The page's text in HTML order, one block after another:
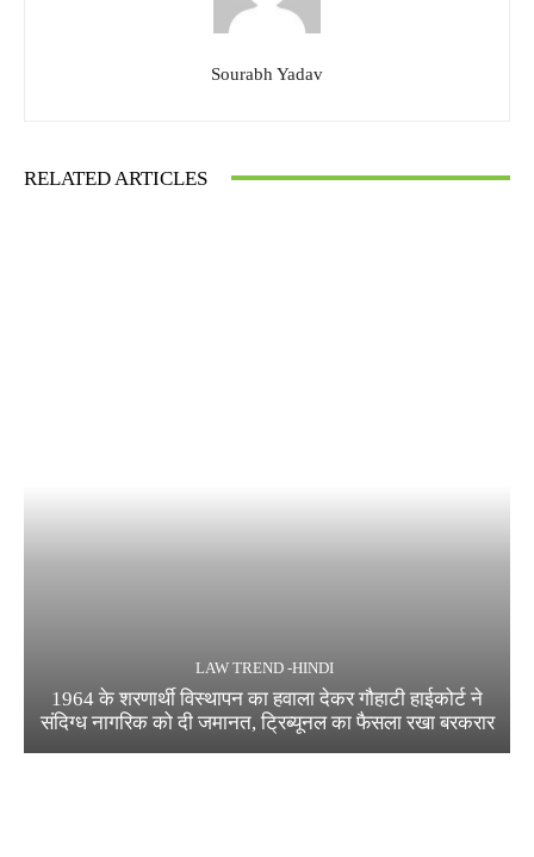
Sourabh Yadav
RELATED ARTICLES
LAW TREND -HINDI
1964 के शरणार्थी विस्थापन का हवाला देकर गौहाटी हाईकोर्ट ने
संदिग्ध नागरिक को दी जमानत, ट्रिब्यूनल का फैसला रखा बरकरार